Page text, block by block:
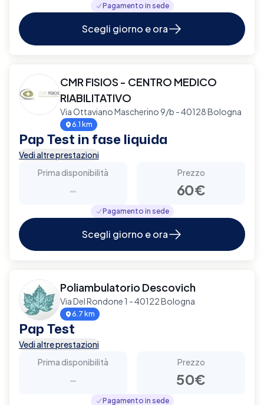
Pagamento in sede
Scegli giorno e ora
CMR FISIOS - CENTRO MEDICO
RIABILITATIVO
Via Ottaviano Mascherino 9/b - 40128 Bologna
6.1 km
Pap Test in fase liquida
Vedi altre prestazioni
Prima disponibilità
-
Prezzo
60€
Pagamento in sede
Scegli giorno e ora
Poliambulatorio Descovich
Via Del Rondone 1 - 40122 Bologna
6.7 km
Pap Test
Vedi altre prestazioni
Prima disponibilità
-
Prezzo
50€
Pagamento in sede